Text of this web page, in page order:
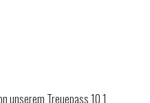
unserem Treuepass 10 1